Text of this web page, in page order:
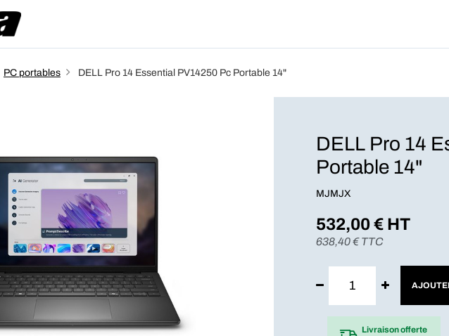
PC portables DELL Pro 14 Essential PV14250 Pc Portable 14"
DELL Pro 14
Portable 14"
MJMJX
532,00€ HT
638,40€ TTC
Livraison offerte